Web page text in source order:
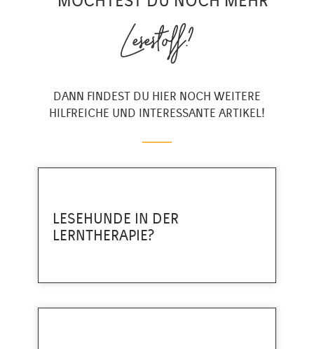
Lesestoff?
DANN FINDEST DU HIER NOCH WEITERE
HILFREICHE UND INTERESSANTE ARTIKEL!
LESEHUNDE IN DER
LERNTHERAPIE?